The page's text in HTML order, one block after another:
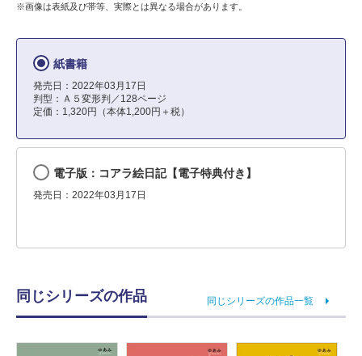
※画像は表紙及び帯等、実際とは異なる場合があります。
紙書籍
発売日：2022年03月17日
判型：Ａ５変形判／128ページ
定価：1,320円（本体1,200円＋税）
電子版：コアラ絵日記【電子特典付き】
発売日：2022年03月17日
同じシリーズの作品 同じシリーズの作品一覧